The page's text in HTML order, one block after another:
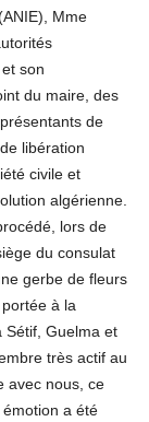
Mme
son
du maire, des
de
libération
civile et
algérienne.
lors de
du consulat
gerbe de fleurs
à la
Sétif, Guelma et
très actif au
avec nous, ce
a été